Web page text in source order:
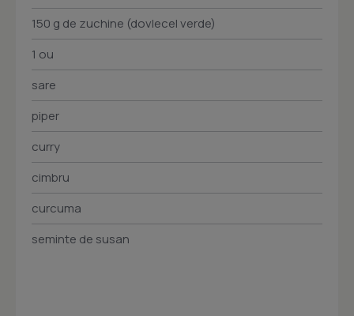
150 g de zuchine (dovlecel verde)
1 ou
sare
piper
curry
cimbru
curcuma
seminte de susan